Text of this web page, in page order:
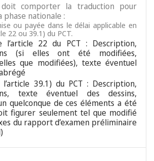
doit comporter la traduction pour
phase nationale :
ou payée dans le délai applicable en
22 ou 39.1) du PCT.
l’article 22 du PCT : Description,
(si elles ont été modifiées,
que modifiées), texte éventuel
39.1) du PCT : Description,
texte éventuel des dessins,
quelconque de ces éléments a été
figurer seulement tel que modifié
du rapport d’examen préliminaire